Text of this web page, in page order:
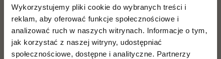
Wykorzystujemy pliki cookie do wybranych treści i
reklam, aby oferować funkcje społecznościowe i
analizować ruch w naszych witrynach. Informacje o tym,
jak korzystać z naszej witryny, udostępniać
społecznościowe, dostępne i analityczne. Partnerzy
Nasz zespół chętnie udzieli Ci wszystkich niezbędnych
informacji i pomoże na każdym etapie wyboru
mieszkania.
Marcel Olszewski